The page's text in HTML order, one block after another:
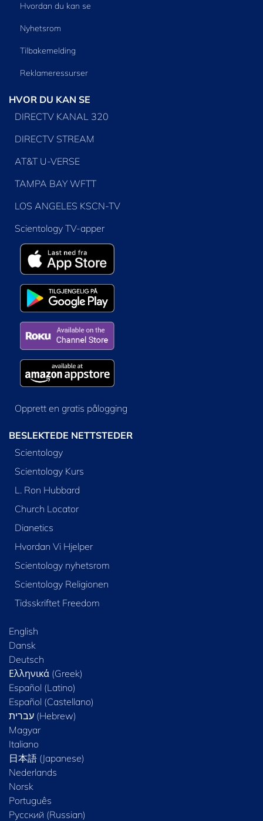
Hvordan du kan se
Nyhetsrom
Tilbakemelding
Reklameressurser
HVOR DU KAN SE
DIRECTV KANAL 320
DIRECTV STREAM
AT&T U-VERSE
TAMPA BAY WFTT
LOS ANGELES KSCN-TV
Scientology TV-apper
Opprett en gratis pålogging
BESLEKTEDE NETTSTEDER
Scientology
Scientology Kurs
L. Ron Hubbard
Church Locator
Dianetics
Hvordan Vi Hjelper
Scientology nyhetsrom
Scientology Religionen
Tidsskriftet Freedom
English
Dansk
Deutsch
Ελληνικά (Greek)
Español (Latino)
Español (Castellano)
Magyar
Italiano
日本語 (Japanese)
Nederlands
Norsk
Português
Русский (Russian)